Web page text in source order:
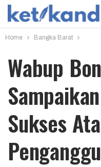
Home Bangka Barat
Wabup
Sukses